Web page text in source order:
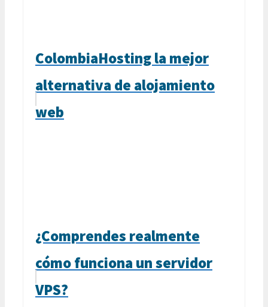
ColombiaHosting la mejor
alternativa de alojamiento
web
¿Comprendes realmente
cómo funciona un servidor
VPS?